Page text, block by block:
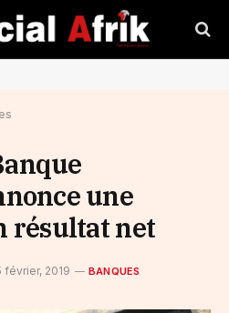
une
résultat net
février, 2019 BANQUES